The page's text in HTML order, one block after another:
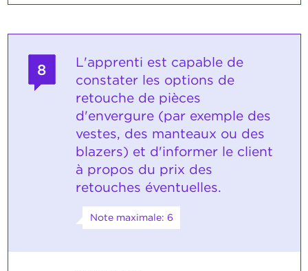
8
L'apprenti est capable de
constater les options de
retouche de pièces
d'envergure (par exemple des
vestes, des manteaux ou des
blazers) et d'informer le client
à propos du prix des
retouches éventuelles.
Note maximale: 6